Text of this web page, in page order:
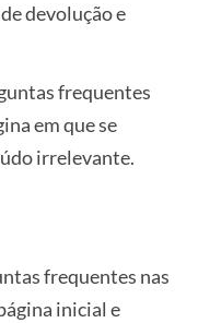
devolução e
frequentes
em que se
irrelevante.
frequentes nas
inicial e